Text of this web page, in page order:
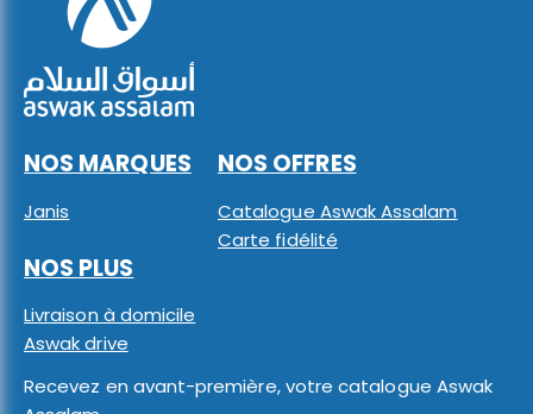
NOS MARQUES
Janis
NOS OFFRES
Catalogue Aswak Assalam
Carte fidélité
NOS PLUS
Livraison à domicile
Aswak drive
Recevez en avant-première, votre catalogue Aswak